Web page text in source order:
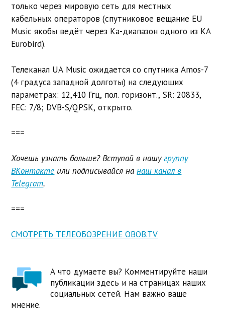
только через мировую сеть для местных
кабельных операторов (спутниковое вещание EU
Music якобы ведёт через Ka-диапазон одного из КА
Eurobird).
Телеканал UA Music ожидается со спутника Amos-7
(4 градуса западной долготы) на следующих
параметрах: 12,410 Ггц, пол. горизонт., SR: 20833,
FEC: 7/8; DVB-S/QPSK, открыто.
===
Хочешь узнать больше? Вступай в нашугруппу
ВКонтакте или подписывайся нанаш канал в
Telegram.
===
СМОТРЕТЬ ТЕЛЕОБОЗРЕНИЕ OBOB.TV
А что думаете вы? Комментируйте наши
публикации здесь и на страницах наших
социальных сетей. Нам важно ваше
мнение.